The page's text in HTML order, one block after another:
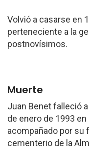
Volvió a casarse en
perteneciente a la
postnovísimos.
Muerte
Juan Benet falleció
de enero de 1993
acompañado por su
cementerio de la